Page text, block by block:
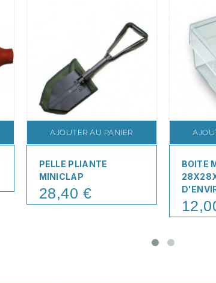
AJOUTER AU PANIER
PELLE PLIANTE
MINICLAP
Price
28,40 €
BOITE
Price